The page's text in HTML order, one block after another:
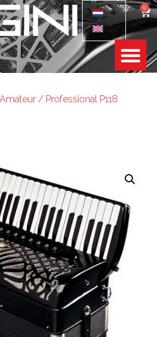
0
Amateur / Professional P118